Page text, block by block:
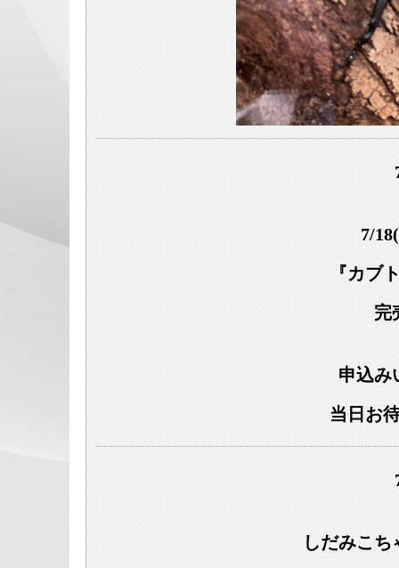
7/
『カブ
完
申込み
当日お
しだみこち